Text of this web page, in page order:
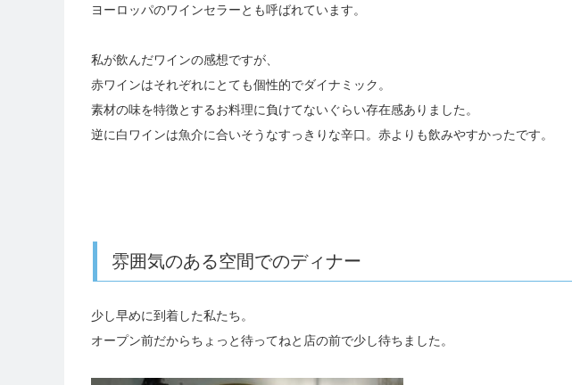
ヨーロッパのワインセラーとも呼ばれています。
私が飲んだワインの感想ですが、
赤ワインはそれぞれにとても個性的でダイナミック。
素材の味を特徴とするお料理に負けてないぐらい存在感ありました。
逆に白ワインは魚介に合いそうなすっきりな辛口。赤よりも飲みやすかったです。
雰囲気のある空間でのディナー
少し早めに到着した私たち。
オープン前だからちょっと待ってねと店の前で少し待ちました。